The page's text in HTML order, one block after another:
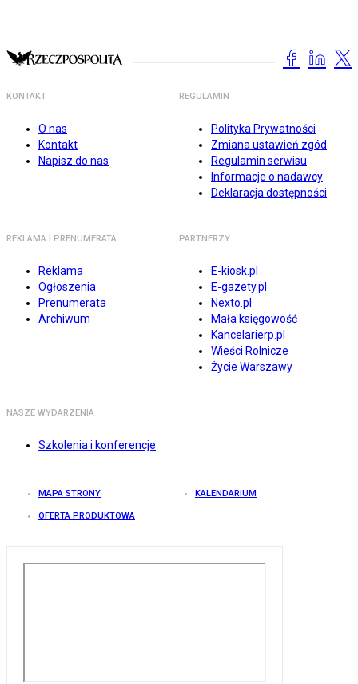
KONTAKT
O nas
Kontakt
Napisz do nas
REGULAMIN
Polityka Prywatności
Zmiana ustawień zgód
Regulamin serwisu
Informacje o nadawcy
Deklaracja dostępności
REKLAMA I PRENUMERATA
Reklama
Ogłoszenia
Prenumerata
Archiwum
PARTNERZY
E-kiosk.pl
E-gazety.pl
Nexto.pl
Mała księgowość
Kancelarierp.pl
Wieści Rolnicze
Życie Warszawy
NASZE WYDARZENIA
Szkolenia i konferencje
MAPA STRONY KALENDARIUM
OFERTA PRODUKTOWA